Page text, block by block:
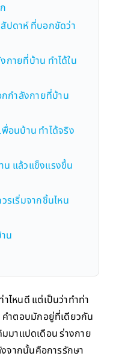
ปดาห์ ที่บอกชัดว่า
ายที่บ้าน ทำได้ใน
กำลังกายที่บ้าน
อนบ้าน ทำได้จริง
น แล้วแข็งแรงขึ้น
รเริ่มจากชิ้นไหน
น
ไหนดี แต่เป็นว่าทำท่า
คำตอบมักอยู่ที่เดียวกัน
มมาแปดเดือน ร่างกาย
จากนั้นคือการรักษา